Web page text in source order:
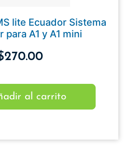
lite Ecuador Sistema
para A1 y A1 mini
270.00
al carrito